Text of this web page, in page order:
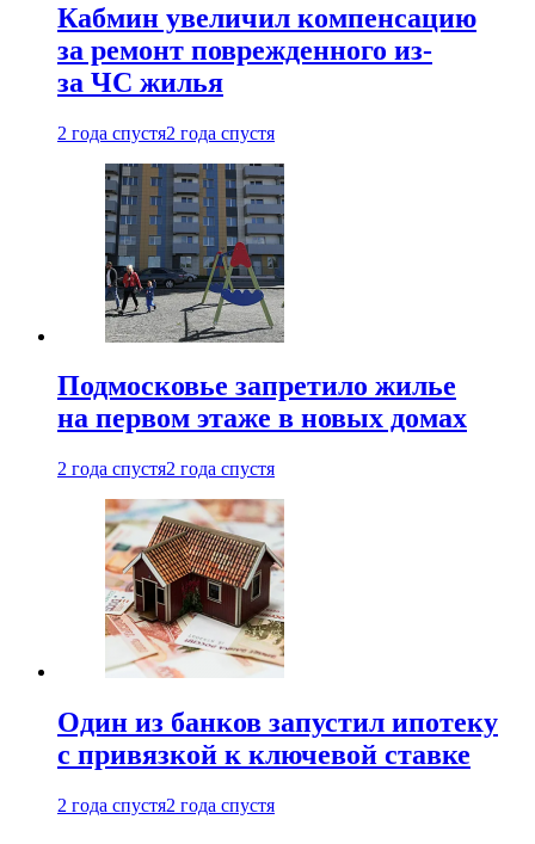
Кабмин увеличил компенсацию
за ремонт поврежденного из-
за ЧС жилья
2 года спустя2 года спустя
Подмосковье запретило жилье
на первом этаже в новых домах
2 года спустя2 года спустя
Один из банков запустил ипотеку
с привязкой к ключевой ставке
2 года спустя2 года спустя